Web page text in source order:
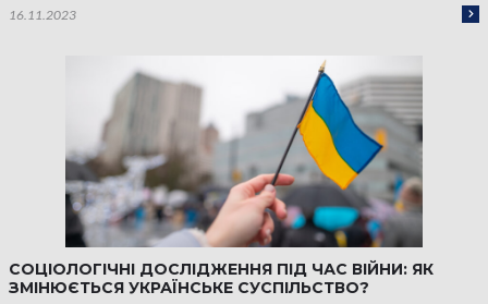
16.11.2023
СОЦІОЛОГІЧНІ ДОСЛІДЖЕННЯ ПІД ЧАС ВІЙНИ: ЯК
ЗМІНЮЄТЬСЯ УКРАЇНСЬКЕ СУСПІЛЬСТВО?